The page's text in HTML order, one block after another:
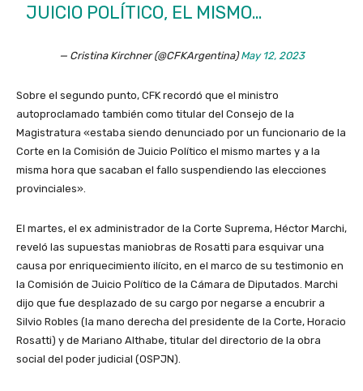
JUICIO POLÍTICO, EL MISMO…
— Cristina Kirchner (@CFKArgentina)May 12, 2023
Sobre el segundo punto, CFK recordó que el ministro
autoproclamado también como titular del Consejo de la
Magistratura «estaba siendo denunciado por un funcionario de la
Corte en la Comisión de Juicio Político el mismo martes y a la
misma hora que sacaban el fallo suspendiendo las elecciones
provinciales».
El martes, el ex administrador de la Corte Suprema, Héctor Marchi,
reveló las supuestas maniobras de Rosatti para esquivar una
causa por enriquecimiento ilícito, en el marco de su testimonio en
la Comisión de Juicio Político de la Cámara de Diputados. Marchi
dijo que fue desplazado de su cargo por negarse a encubrir a
Silvio Robles (la mano derecha del presidente de la Corte, Horacio
Rosatti) y de Mariano Althabe, titular del directorio de la obra
social del poder judicial (OSPJN).